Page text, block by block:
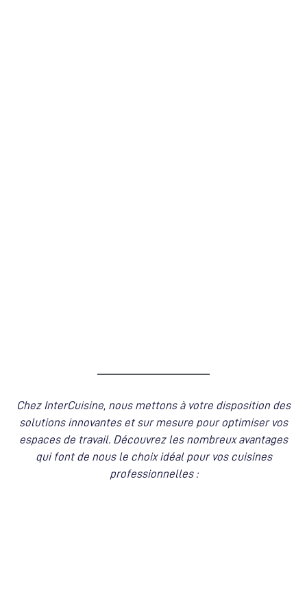
Chez InterCuisine, nous mettons à votre disposition des
solutions innovantes et sur mesure pour optimiser vos
espaces de travail. Découvrez les nombreux avantages
qui font de nous le choix idéal pour vos cuisines
professionnelles :